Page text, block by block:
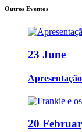
Outros Eventos
23 June
20